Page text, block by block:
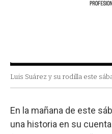
Luis Suárez y su rodilla este
En la mañana de este
una historia en su